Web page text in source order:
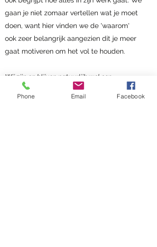
gaan je niet zomaar vertellen wat je moet
doen, want hier vinden we de 'waarom'
ook zeer belangrijk aangezien dit je meer
gaat motiveren om het vol te houden.
Wij zijn en blijven natuurlijk wel een
diëtisten
, dus we kunnen je helpen met je
Phone Email Facebook